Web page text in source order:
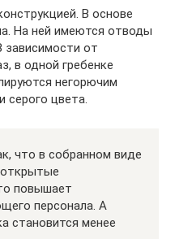
В основе
На ней имеются отводы
зависимости от
в одной гребенке
негорючим
серого цвета.
что в собранном виде
открытые
повышает
персонала. А
становится менее